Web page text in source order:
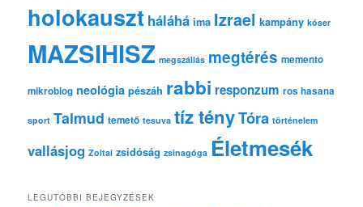
holokauszt háláhá ima Izrael kampány kóser
MAZSIHISZ megszállás megtérés memento
mikroblog neológia pészáh rabbi responzum ros hasana
sport Talmud temető tesuva tíz tényTóra történelem
vallásjog Zoltai zsidóság zsinagóga Életmesék
LEGUTÓBBI BEJEGYZÉSEK